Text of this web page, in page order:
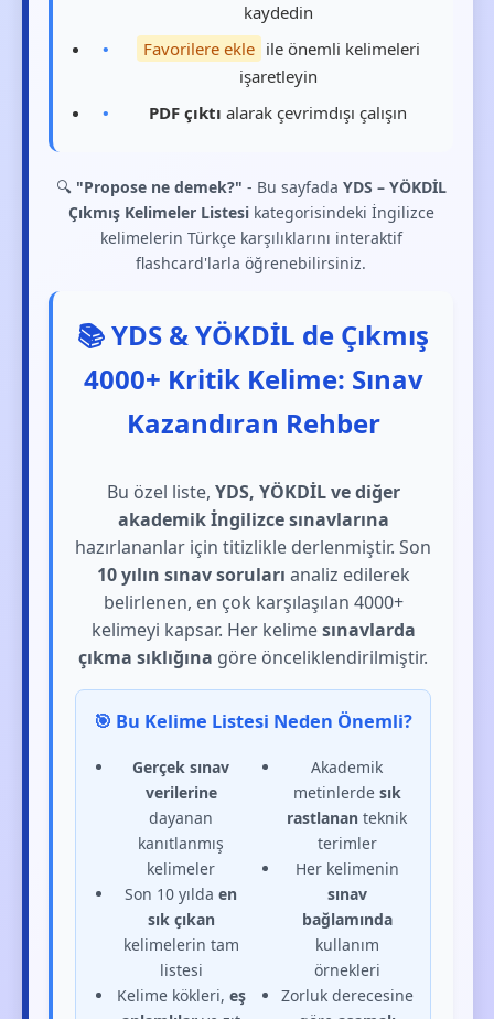
kaydedin
Favorilere ekle ile önemli kelimeleri
işaretleyin
PDF çıktı alarak çevrimdışı çalışın
🔍 "Propose ne demek?" - Bu sayfada YDS – YÖKDİL
Çıkmış Kelimeler Listesikategorisindeki İngilizce
kelimelerin Türkçe karşılıklarını interaktif
flashcard'larla öğrenebilirsiniz.
📚 YDS & YÖKDİL de Çıkmış
4000+ Kritik Kelime: Sınav
Kazandıran Rehber
Bu özel liste, YDS, YÖKDİL ve diğer
akademik İngilizce sınavlarına
hazırlananlar için titizlikle derlenmiştir. Son
10 yılın sınav soruları analiz edilerek
belirlenen, en çok karşılaşılan 4000+
kelimeyi kapsar. Her kelimesınavlarda
çıkma sıklığına göre önceliklendirilmiştir.
🎯 Bu Kelime Listesi Neden Önemli?
Gerçek sınav
verilerine
dayanan
kanıtlanmış
kelimeler
Son 10 yıldaen
sık çıkan
kelimelerin tam
listesi
Kelime kökleri, eş
Akademik
metinlerde sık
rastlanan teknik
terimler
Her kelimenin
sınav
bağlamında
kullanım
örnekleri
Zorluk derecesine